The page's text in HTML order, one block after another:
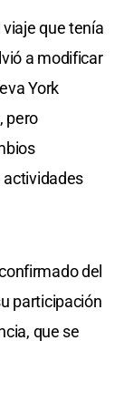
que tenía
a modificar
York
pero
actividades
del
participación
que se